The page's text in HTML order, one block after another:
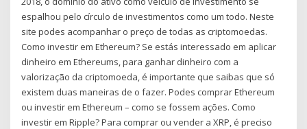
espalhou pelo círculo de investimentos como um todo. Neste
site podes acompanhar o preço de todas as criptomoedas.
Como investir em Ethereum? Se estás interessado em aplicar
dinheiro em Ethereums, para ganhar dinheiro com a
valorização da criptomoeda, é importante que saibas que só
existem duas maneiras de o fazer. Podes comprar Ethereum
ou investir em Ethereum – como se fossem ações. Como
investir em Ripple? Para comprar ou vender a XRP, é preciso